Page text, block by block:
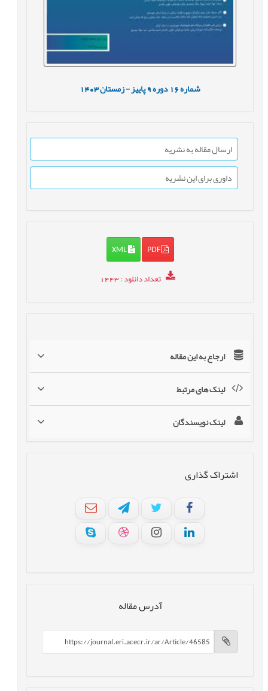
شماره16 دوره9 پاییز - زمستان1403
ارسال مقاله به نشریه
داوری برای این نشریه
PDF
XML
تعداد دانلود: 1443
ارجاع به این مقاله
لینک های مرتبط
لینک نویسندگان
اشتراک گذاری
آدرس مقاله